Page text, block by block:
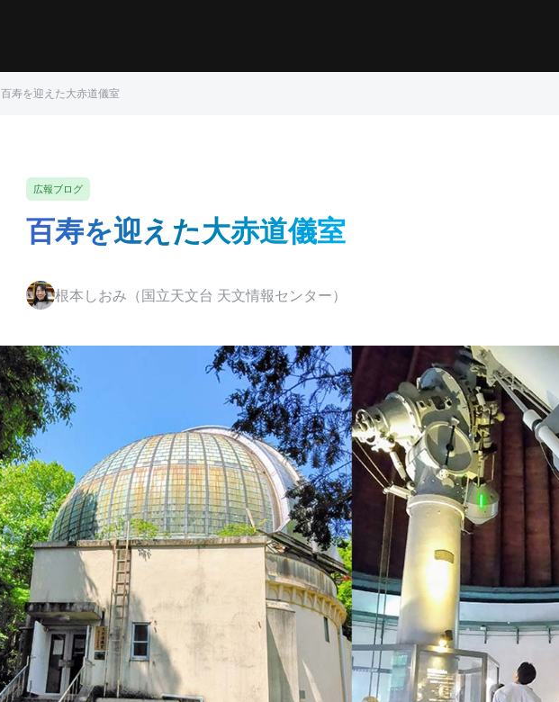
百寿を迎えた大赤道儀室
広報ブログ
百寿を迎えた大赤道儀室
根本しおみ（国立天文台 天文情報センター）